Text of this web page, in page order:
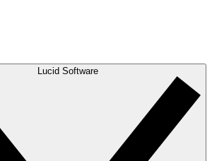
Lucid Software